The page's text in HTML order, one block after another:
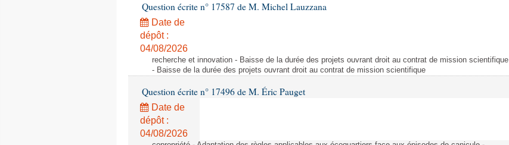
Question écrite n° 17587 de M. Michel Lauzzana
Date de
dépôt :
04/08/2026
recherche et innovation - Baisse de la durée des projets ouvrant droit au contrat de mission scientifique
- Baisse de la durée des projets ouvrant droit au contrat de mission scientifique
Question écrite n° 17496 de M. Éric Pauget
Date de
dépôt :
04/08/2026